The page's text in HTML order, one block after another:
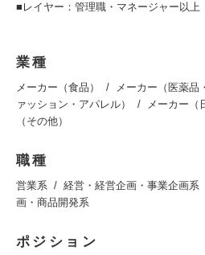
■レイヤー：管理職・マネージャー以上
業種
メーカー（食品） メーカー（医薬品
ァッション・アパレル）
メーカー（
（その他）
職種
営業系 経営・経営企画・事業企画系
画・商品開発系
ポジション